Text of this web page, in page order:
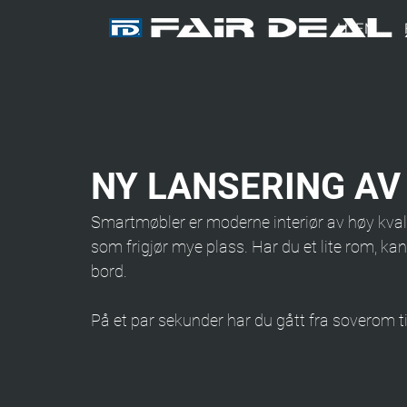
HJEM
NY LANSERING
Smartmøbler er moderne interiør av høy
som frigjør mye plass. Har du et lite rom,
bord.
På et par sekunder har du gått fra soverom